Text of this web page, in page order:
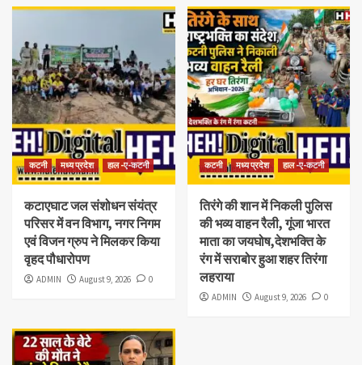
कटनी मध्य प्रदेश हाल -ए-कटनी
कटाएघाट जल संशोधन संयंत्र
परिसर में वन विभाग, नगर निगम
एवं विजन ग्रुप ने मिलकर किया
वृहद पौधारोपण
ADMIN August 9, 2026 0
कटनी मध्य प्रदेश हाल -ए-कटनी
तिरंगे की शान में निकली पुलिस
की भव्य वाहन रैली, गूंजा भारत
माता का जयघोष,देशभक्ति के
रंग में सराबोर हुआ शहर तिरंगा
लहराया
ADMIN August 9, 2026 0